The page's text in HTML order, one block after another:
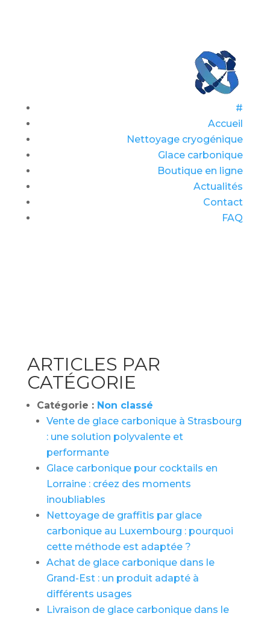
#
Accueil
Nettoyage cryogénique
Glace carbonique
Boutique en ligne
Actualités
Contact
FAQ
ARTICLES PAR
CATÉGORIE
Catégorie : Non classé
Vente de glace carbonique à Strasbourg
: une solution polyvalente et
performante
Glace carbonique pour cocktails en
Lorraine : créez des moments
inoubliables
Nettoyage de graffitis par glace
carbonique au Luxembourg : pourquoi
cette méthode est adaptée ?
Achat de glace carbonique dans le
Grand-Est : un produit adapté à
différents usages
Livraison de glace carbonique dans le